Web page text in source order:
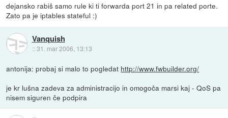
dejansko rabiš samo rule ki ti forwarda port 21 in pa related porte.
Zato pa je iptables stateful :)
Vanquish
::31. mar 2006, 13:13
antonija: probaj si malo to pogledat http://www.fwbuilder.org/
je kr lušna zadeva za administracijo in omogoča marsi kaj - QoS pa
nisem siguren če podpira